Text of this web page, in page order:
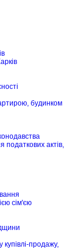
будинком
податкових актів,
сім'єю
купівлі-продажу,